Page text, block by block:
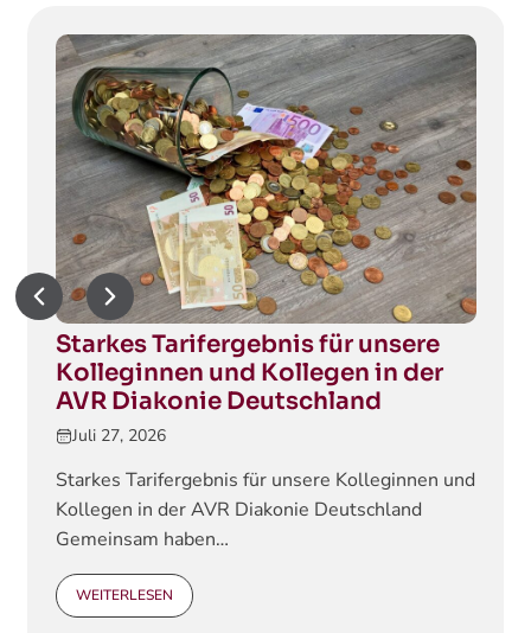
Starkes Tarifergebnis für unsere
Kolleginnen und Kollegen in der
AVR Diakonie Deutschland
Juli 27, 2026
Starkes Tarifergebnis für unsere Kolleginnen und
Kollegen in der AVR Diakonie Deutschland
Gemeinsam haben…
WEITERLESEN